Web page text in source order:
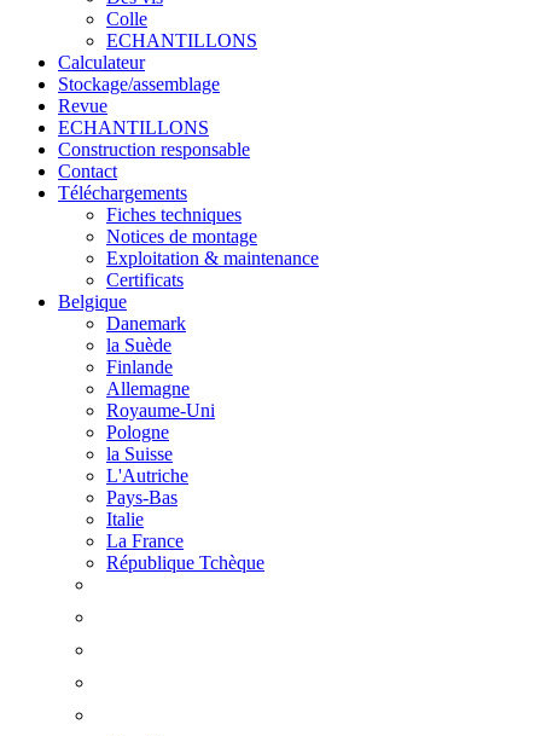
Colle
ECHANTILLONS
Calculateur
Stockage/assemblage
Revue
ECHANTILLONS
Construction responsable
Contact
Téléchargements
Fiches techniques
Notices de montage
Exploitation & maintenance
Certificats
Belgique
Danemark
la Suède
Finlande
Allemagne
Royaume-Uni
Pologne
la Suisse
L'Autriche
Pays-Bas
Italie
La France
République Tchèque